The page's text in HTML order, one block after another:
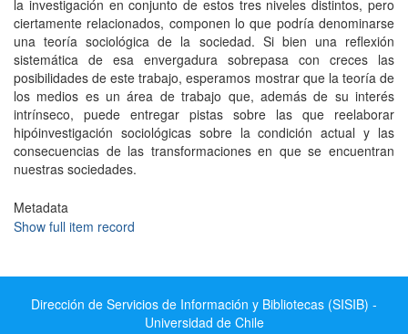
la investigación en conjunto de estos tres niveles distintos, pero
ciertamente relacionados, componen lo que podría denominarse
una teoría sociológica de la sociedad. Si bien una reflexión
sistemática de esa envergadura sobrepasa con creces las
posibilidades de este trabajo, esperamos mostrar que la teoría de
los medios es un área de trabajo que, además de su interés
intrínseco, puede entregar pistas sobre las que reelaborar
hipóinvestigación sociológicas sobre la condición actual y las
consecuencias de las transformaciones en que se encuentran
nuestras sociedades.
Metadata
Show full item record
Dirección de Servicios de Información y Bibliotecas (SISIB) -
Universidad de Chile